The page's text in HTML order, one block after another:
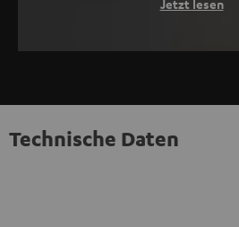
Jetzt lesen
Technische Daten